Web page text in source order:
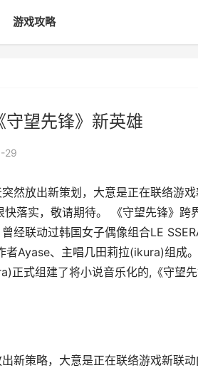
游戏攻略
守望先锋》新英雄
29
然放出新策划，大意是正在联络游
快落实，敬请期待。 《守望先锋》
经联动过韩国女子偶像组合LE
Ayase、主唱几田莉拉(ikura)组成
正式组建了将小说音乐化的,《守望
出新策略，大意是正在联络游戏新联